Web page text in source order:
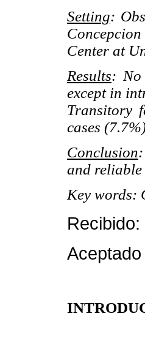
Setting:
Center at
Results: No
except in
Transitory
cases
Conclusion
and reliable
Key words: